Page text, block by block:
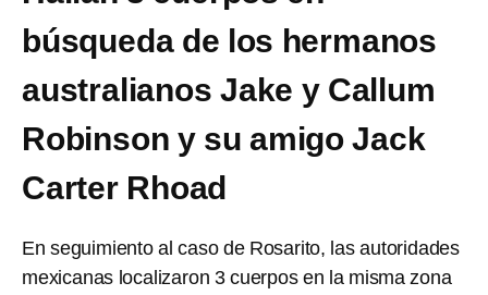
búsqueda de los hermanos
australianos Jake y Callum
Robinson y su amigo Jack
Carter Rhoad
En seguimiento al caso de Rosarito, las autoridades
mexicanas localizaron 3 cuerpos en la misma zona